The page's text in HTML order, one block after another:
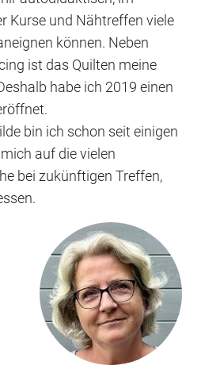
Kurse und Nähtreffen viele
können. Neben
ist das Quilten meine
habe ich 2019 einen
bin ich schon seit einigen
auf die vielen
bei zukünftigen Treffen,